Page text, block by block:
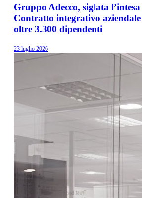
Gruppo Adecco, siglata
Contratto integrativo
oltre 3.300 dipendenti
23 luglio 2026